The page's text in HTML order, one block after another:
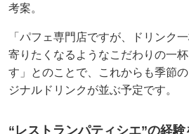
考案。
「パフェ専門店ですが、ドリンク
寄りたくなるようなこだわりの一
す」とのことで、これからも季節
ジナルドリンクが並ぶ予定です。
“レストランパティシエ”の経